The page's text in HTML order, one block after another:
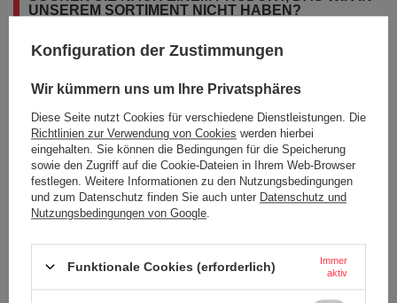
UNSEREM SORTIMENT NICHT HABEN?
Wenn Sie ein Produkt in unserem Angebot nicht gefunden haben und es
verwenden und uns eine Beschreibung des gesuchten Artikels
BESTELLUNGEN
Bestellungsstatus
Konfiguration der Zustimmungen
Wir kümmern uns um Ihre Privatsphäres
Diese Seite nutzt Cookies für verschiedene Dienstleistungen. Die
Richtlinien zur Verwendung von Cookies werden hierbei
eingehalten. Sie können die Bedingungen für die Speicherung
sowie den Zugriff auf die Cookie-Dateien in Ihrem Web-Browser
festlegen. Weitere Informationen zu den Nutzungsbedingungen
und zum Datenschutz finden Sie auch unter Datenschutz und
Nutzungsbedingungen von Google
Funktionale Cookies (erforderlich)
Immer
aktiv